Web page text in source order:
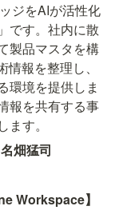
ジをAIが活性化
です。社内に散
製品マスタを構
報を整理し、
環境を提供しま
報を共有する事
す。
畑猛司
Workspace】